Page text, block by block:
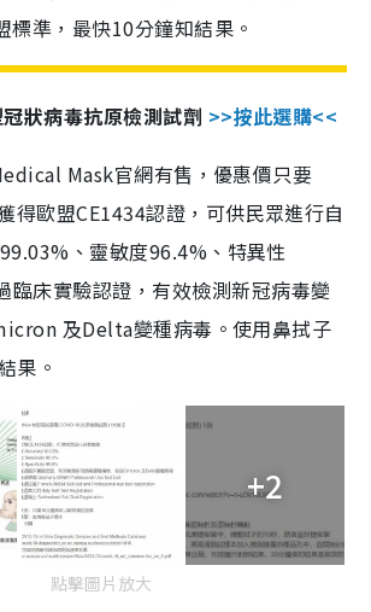
標準，最快10分鐘知結果。
狀病毒抗原檢測試劑 >>按此選購<<
Mask官網有售，優惠價只要
得歐盟CE1434認證，可供民眾進行自
、靈敏度96.4%、特異性
臨床實驗認證，有效檢測新冠病毒變
及Delta變種病毒。使用鼻拭子
果。
+2
點擊圖片放大